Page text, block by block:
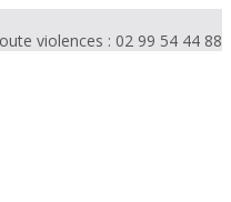
violences : 02 99 54 44 88